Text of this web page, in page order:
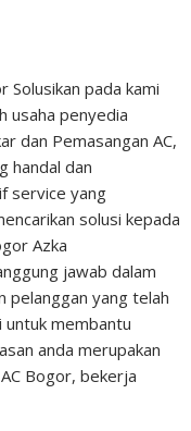
pada kami
usaha penyedia
dan Pemasangan AC,
handal dan
service yang
solusi kepada
Azka
jawab dalam
pelanggan yang telah
untuk membantu
anda merupakan
Bogor, bekerja